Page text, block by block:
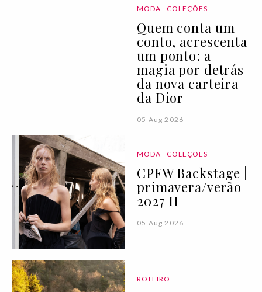
MODA COLEÇÕES
Quem conta um
conto, acrescenta
um ponto: a
magia por detrás
da nova carteira
da Dior
05 Aug 2026
MODA COLEÇÕES
CPFW Backstage |
primavera/verão
2027 II
05 Aug 2026
ROTEIRO